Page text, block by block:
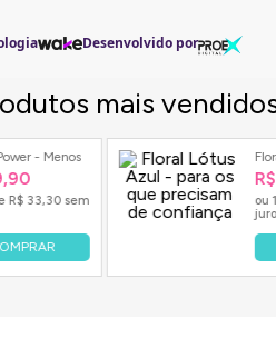
Desenvolvido por